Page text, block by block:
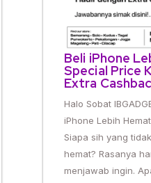
Beli iPhone
Special Price
Extra
Halo Sobat
iPhone Lebih
Siapa sih yang
hemat? Rasanya
menjawab ingin.